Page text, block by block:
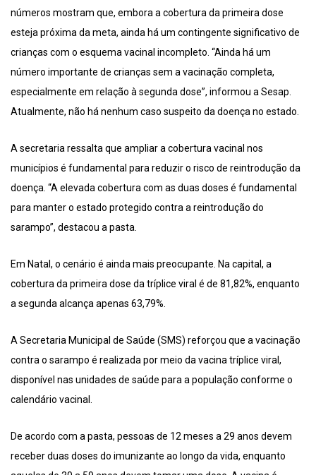
números mostram que, embora a cobertura da primeira dose
esteja próxima da meta, ainda há um contingente significativo de
crianças com o esquema vacinal incompleto. “Ainda há um
número importante de crianças sem a vacinação completa,
especialmente em relação à segunda dose”, informou a Sesap.
Atualmente, não há nenhum caso suspeito da doença no estado.
A secretaria ressalta que ampliar a cobertura vacinal nos
municípios é fundamental para reduzir o risco de reintrodução da
doença. “A elevada cobertura com as duas doses é fundamental
para manter o estado protegido contra a reintrodução do
sarampo”, destacou a pasta.
Em Natal, o cenário é ainda mais preocupante. Na capital, a
cobertura da primeira dose da tríplice viral é de 81,82%, enquanto
a segunda alcança apenas 63,79%.
A Secretaria Municipal de Saúde (SMS) reforçou que a vacinação
contra o sarampo é realizada por meio da vacina tríplice viral,
disponível nas unidades de saúde para a população conforme o
calendário vacinal.
De acordo com a pasta, pessoas de 12 meses a 29 anos devem
receber duas doses do imunizante ao longo da vida, enquanto